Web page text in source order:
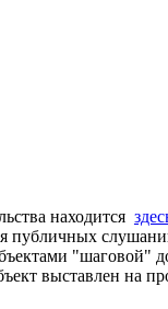
находится
публичных
"шаговой"
выставлен на